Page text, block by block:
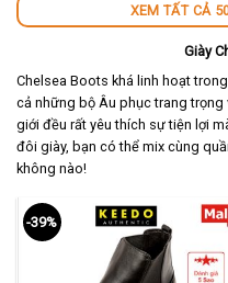
XEM TẤT CẢ
Giày
Chelsea Boots khá linh hoạt
cả những bộ Âu phục trang trọng
giới đều rất yêu thích sự tiện lợi
đôi giày, bạn có thể mix cùng
không nào!
-39%